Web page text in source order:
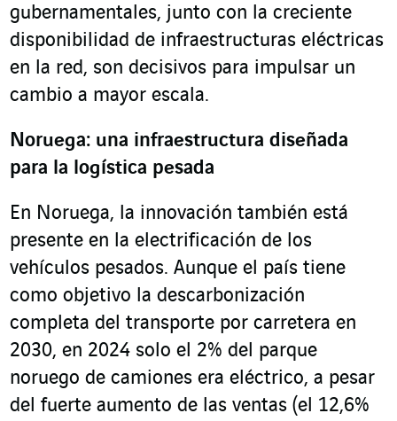
gubernamentales, junto con la creciente
disponibilidad de infraestructuras eléctricas
en la red, son decisivos para impulsar un
cambio a mayor escala.
Noruega: una infraestructura diseñada
para la logística pesada
En Noruega, la innovación también está
presente en la electrificación de los
vehículos pesados. Aunque el país tiene
como objetivo la descarbonización
completa del transporte por carretera en
2030, en 2024 solo el 2% del parque
noruego de camiones era eléctrico, a pesar
del fuerte aumento de las ventas (el 12,6%